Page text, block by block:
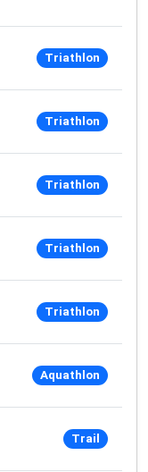
Triathlon
Triathlon
Triathlon
Triathlon
Triathlon
Aquathlon
Trail